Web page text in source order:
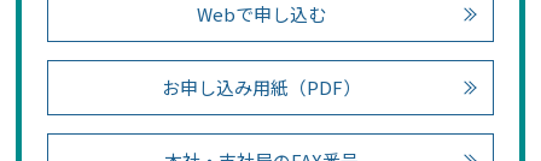
Webで申し込む
お申し込み用紙（PDF）